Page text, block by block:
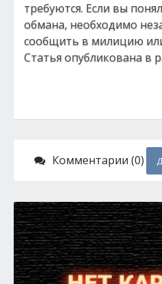
требуются. Если вы
обмана, необходимо
сообщить в милицию
Статья опубликована в
Комментарии (0)